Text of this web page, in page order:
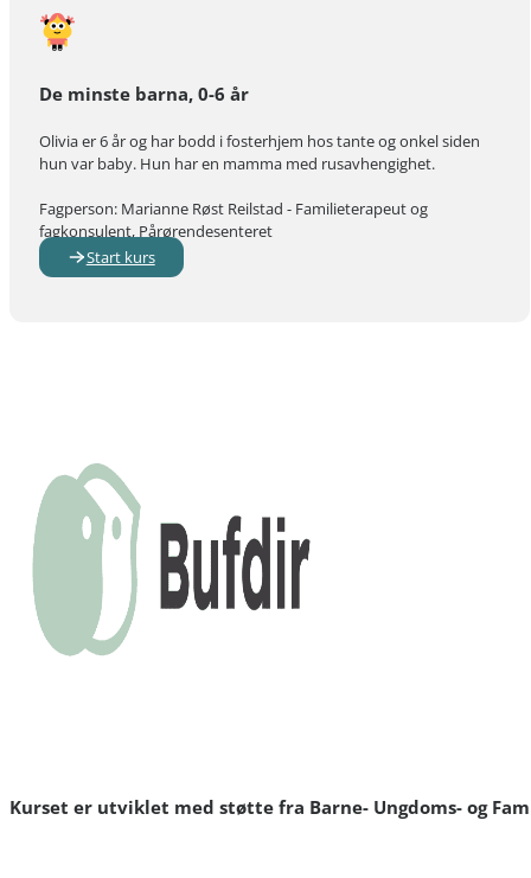
De minste barna, 0-6 år
Olivia er 6 år og har bodd i fosterhjem hos tante og onkel siden
hun var baby. Hun har en mamma med rusavhengighet.
Fagperson: Marianne Røst Reilstad - Familieterapeut og
fagkonsulent, Pårørendesenteret
Start kurs
Kurset er utviklet med støtte fra Barne- Ungdoms- og